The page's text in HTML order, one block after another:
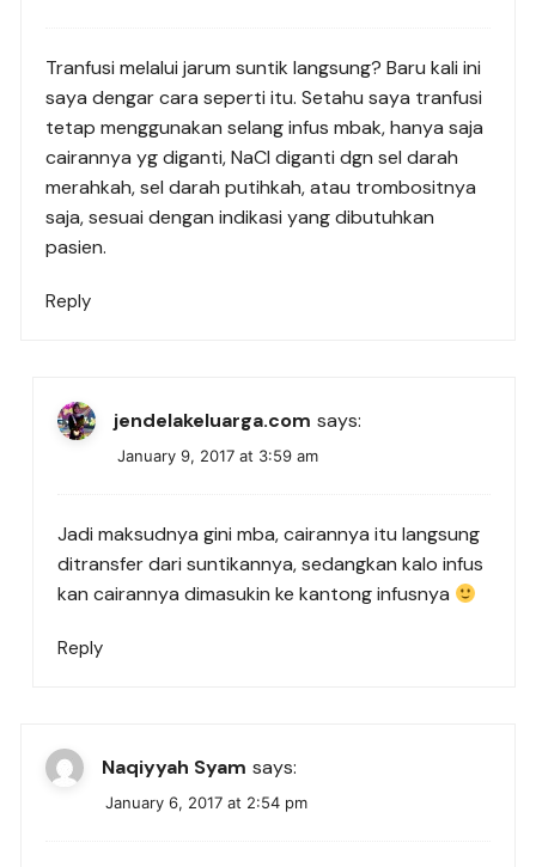
Tranfusi melalui jarum suntik langsung? Baru kali ini
saya dengar cara seperti itu. Setahu saya tranfusi
tetap menggunakan selang infus mbak, hanya saja
cairannya yg diganti, NaCl diganti dgn sel darah
merahkah, sel darah putihkah, atau trombositnya
saja, sesuai dengan indikasi yang dibutuhkan
pasien.
Reply
jendelakeluarga.com says:
January 9, 2017 at 3:59 am
Jadi maksudnya gini mba, cairannya itu langsung
ditransfer dari suntikannya, sedangkan kalo infus
kan cairannya dimasukin ke kantong infusnya
Reply
Naqiyyah Syam says:
January 6, 2017 at 2:54 pm